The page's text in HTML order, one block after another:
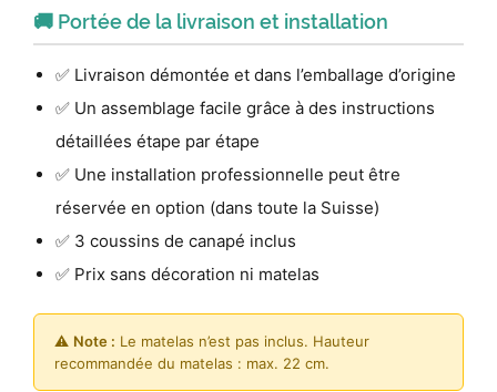
🚚 Portée de la livraison et installation
✅ Livraison démontée et dans l’emballage d’origine
✅ Un assemblage facile grâce à des instructions
détaillées étape par étape
✅ Une installation professionnelle peut être
réservée en option (dans toute la Suisse)
✅ 3 coussins de canapé inclus
✅ Prix sans décoration ni matelas
⚠️ Note : Le matelas n’est pas inclus. Hauteur
recommandée du matelas : max. 22 cm.